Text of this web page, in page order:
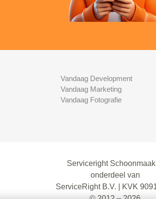
Vandaag Development
Vandaag Marketing
Vandaag Fotografie
Serviceright
onderdeel van
ServiceRight B.V. | KVK